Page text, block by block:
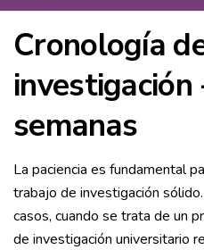
Cronología
investigación
semanas
La paciencia es fundamental
trabajo de investigación
casos, cuando se trata de un
de investigación universitario